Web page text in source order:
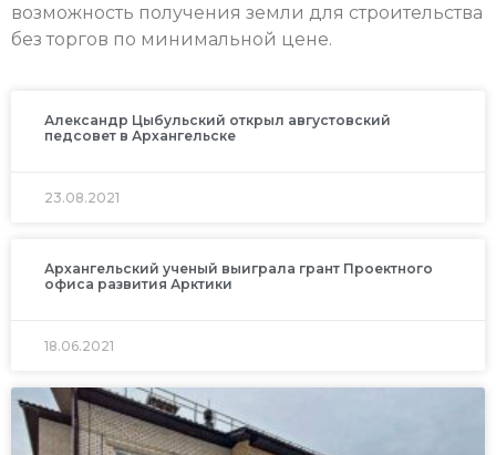
возможность получения земли для строительства
без торгов по минимальной цене.
Александр Цыбульский открыл августовский
педсовет в Архангельске
23.08.2021
Архангельский ученый выиграла грант Проектного
офиса развития Арктики
18.06.2021